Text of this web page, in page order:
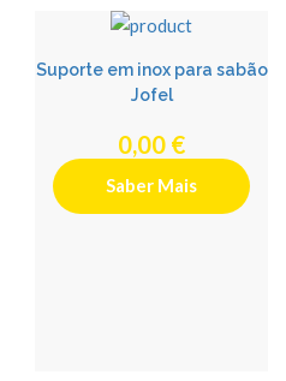
Suporte em inox para sabão
Jofel
0,00 €
Saber Mais